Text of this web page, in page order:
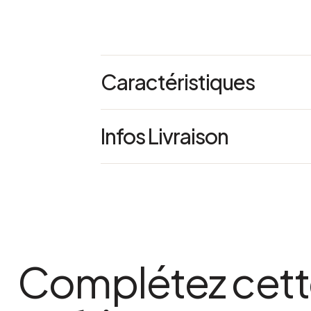
Caractéristiques
pièce est fabriquée à la main d'artisans
notez que de légères variations sont
compatible micro ondes
Oui
Infos Livraison
Complétez